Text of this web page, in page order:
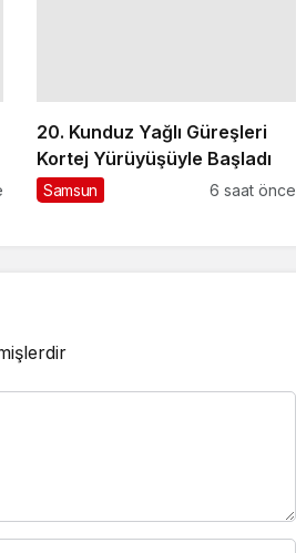
20. Kunduz Yağlı Güreşleri
Kortej Yürüyüşüyle Başladı
Samsun 6 saat önce